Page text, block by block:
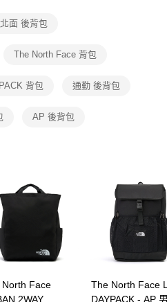
相關疑問，請聯繫「AFTEE先享後付
support/home
供之「AFTEE先享後付」服務完成之交
代理人或監護人之同意方可使用
依據個別帳號之用戶狀況，依本公司即
人資訊註冊。若發現惡意使用之情形，
用戶之使用額度並採取法律行動。
北面 後背包
The North Face 背包
背包 通勤 後背包
AP 後背包
Face
2WAY
The North Face
DAYPACK - AP